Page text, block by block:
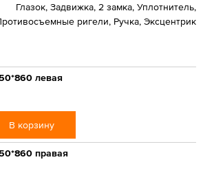
Глазок, Задвижка, 2 замка, Уплотнитель,
ригели, Ручка, Эксцентрик
левая
В корзину
правая